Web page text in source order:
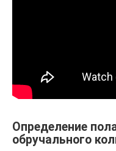
Определение
обручального